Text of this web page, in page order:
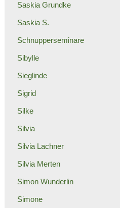
Saskia Grundke
Saskia S.
Schnupperseminare
Sibylle
Sieglinde
Sigrid
Silke
Silvia
Silvia Lachner
Silvia Merten
Simon Wunderlin
Simone